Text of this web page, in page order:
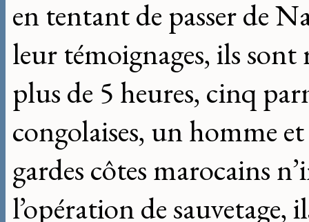
en tentant de passer de
leur témoignages, ils sont
plus de 5 heures, cinq
congolaises, un homme
gardes côtes marocains
l’opération de sauvetage,